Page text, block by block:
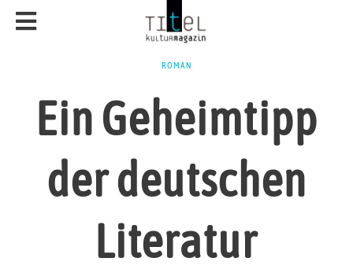
ROMAN
Ein Geheimtipp
der deutschen
Literatur